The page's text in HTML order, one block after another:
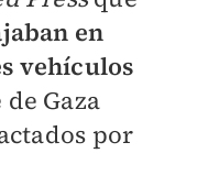
en
vehículos
Gaza
por